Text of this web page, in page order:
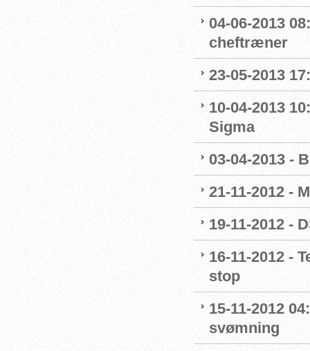
04-06-2013
cheftræner
23-05-2013
10-04-2013
Sigma
03-04-2013 -
21-11-2012 -
19-11-2012 -
16-11-2012 -
stop
15-11-2012
svømning